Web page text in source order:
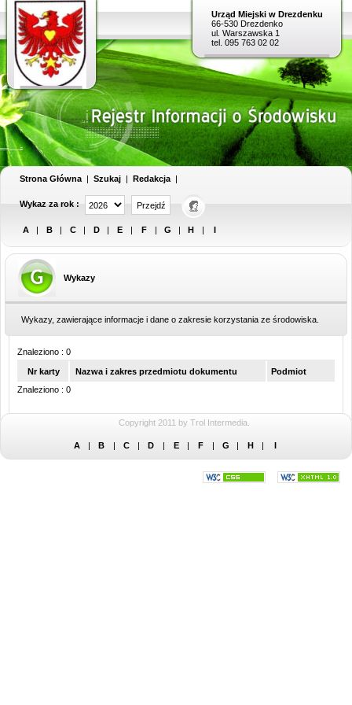
Urząd Miejski w Drezdenku
66-530 Drezdenko
ul. Warszawska 1
tel. 095 763 02 02
Strona Główna | Szukaj | Redakcja |
Wykaz za rok :
A | B | C | D | E | F | G | H | I
Wykazy
Wykazy, zawierające informacje i dane o zakresie korzystania ze środowiska.
Znaleziono : 0
Nr karty Nazwa i zakres przedmiotu dokumentu
Podmiot
Znaleziono : 0
Copyright 2011 by Trol Intermedia.
A | B | C | D | E | F | G | H | I